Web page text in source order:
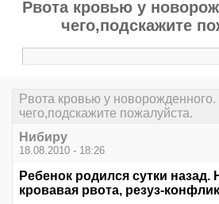
Рвота кровью у
чего,подскажите
Рвота кровью у новорожденного.
чего,подскажите пожалуйста.
Нибиру
18.08.2010 - 18:26
Ребенок родился сутки назад.
кровавая рвота, резуз-